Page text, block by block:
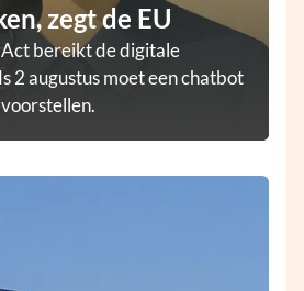
zegt de EU
bereikt de digitale
2 augustus moet een chatbot